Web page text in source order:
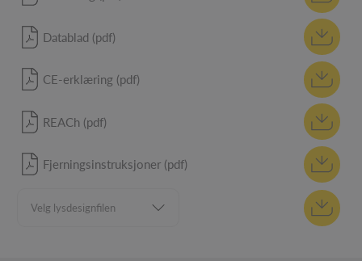
Datablad (pdf)
CE-erklæring (pdf)
REACh (pdf)
Fjerningsinstruksjoner (pdf)